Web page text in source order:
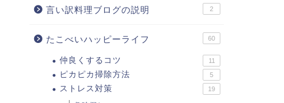
言い訳料理ブログの説明 2
たこべいハッピーライフ 60
仲良くするコツ 11
ピカピカ掃除方法 5
ストレス対策 19